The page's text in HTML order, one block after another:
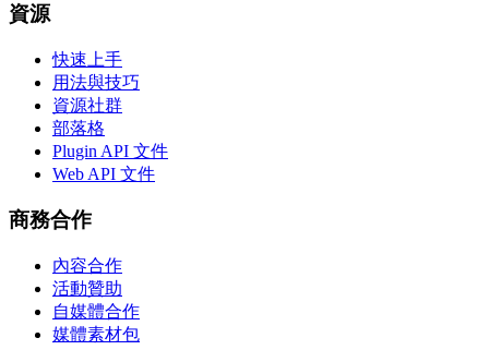
資源
快速上手
用法與技巧
資源社群
部落格
Plugin API 文件
Web API 文件
商務合作
內容合作
活動贊助
自媒體合作
媒體素材包